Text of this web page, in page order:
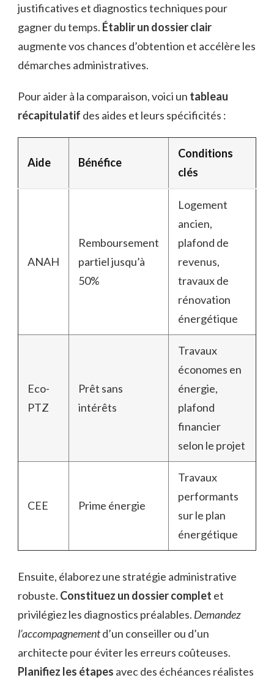
justificatives et diagnostics techniques pour
gagner du temps. Établir un dossier clair
augmente vos chances d’obtention et accélère les
démarches administratives.
Pour aider à la comparaison, voici un tableau
récapitulatif des aides et leurs spécificités :
Aide Bénéfice
Conditions
clés
ANAH
Remboursement
partiel jusqu’à
50%
Logement
ancien,
plafond de
revenus,
travaux de
rénovation
énergétique
Eco-
PTZ
Prêt sans
intérêts
Travaux
économes en
énergie,
plafond
financier
selon le projet
CEE Prime énergie
Travaux
performants
sur le plan
énergétique
Ensuite, élaborez une stratégie administrative
robuste. Constituez un dossier complet et
privilégiez les diagnostics préalables. Demandez
l’accompagnementd’un conseiller ou d’un
architecte pour éviter les erreurs coûteuses.
Planifiez les étapes avec des échéances réalistes